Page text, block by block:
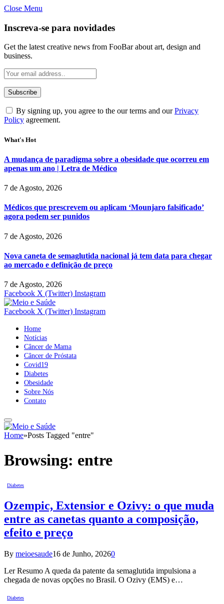
Close Menu
Inscreva-se para novidades
Get the latest creative news from FooBar about art, design and
business.
By signing up, you agree to the our terms and ourPrivacy
Policy agreement.
What's Hot
A mudança de paradigma sobre a obesidade que ocorreu em
apenas um ano | Letra de Médico
7 de Agosto, 2026
Médicos que prescrevem ou aplicam ‘Mounjaro falsificado’
agora podem ser punidos
7 de Agosto, 2026
Nova caneta de semaglutida nacional já tem data para chegar
ao mercado e definição de preço
7 de Agosto, 2026
Facebook X (Twitter) Instagram
Facebook X (Twitter) Instagram
Home
Notícias
Câncer de Mama
Câncer de Próstata
Covid19
Diabetes
Obesidade
Sobre Nós
Contato
Home»Posts Tagged "entre"
Browsing: entre
Diabetes
Ozempic, Extensior e Ozivy: o que muda
entre as canetas quanto a composição,
efeito e preço
By meioesaude16 de Junho, 20260
Ler Resumo A queda da patente da semaglutida impulsiona a
chegada de novas opções no Brasil. O Ozivy (EMS) e…
Diabetes